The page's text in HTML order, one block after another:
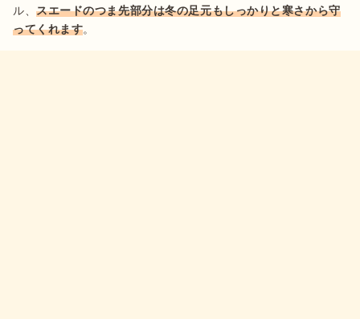
ル、スエードのつま先部分は冬の足元もしっかりと寒さから守
ってくれます